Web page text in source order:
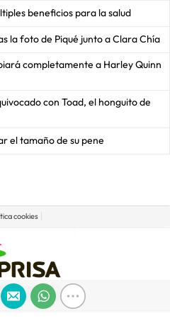
beneficios para la salud
la foto de Piqué junto a Clara Chía
completamente a Harley Quinn
con Toad, el honguito de
el tamaño de su pene
cookies